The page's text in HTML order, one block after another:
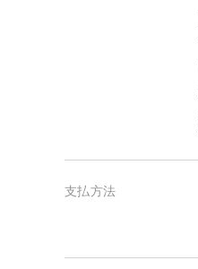
支払方法